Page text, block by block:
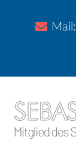
Mail: